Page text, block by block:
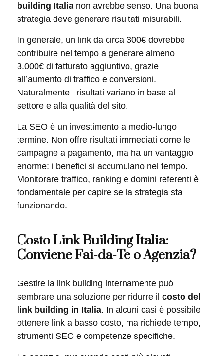
building Italia non avrebbe senso. Una buona
strategia deve generare risultati misurabili.
In generale, un link da circa 300€ dovrebbe
contribuire nel tempo a generare almeno
3.000€ di fatturato aggiuntivo, grazie
all’aumento di traffico e conversioni.
Naturalmente i risultati variano in base al
settore e alla qualità del sito.
La SEO è un investimento a medio-lungo
termine. Non offre risultati immediati come le
campagne a pagamento, ma ha un vantaggio
enorme: i benefici si accumulano nel tempo.
Monitorare traffico, ranking e domini referenti è
fondamentale per capire se la strategia sta
funzionando.
Costo Link Building Italia:
Conviene Fai-da-Te o Agenzia?
Gestire la link building internamente può
sembrare una soluzione per ridurre il costo del
link building in Italia. In alcuni casi è possibile
ottenere link a basso costo, ma richiede tempo,
strumenti SEO e competenze specifiche.